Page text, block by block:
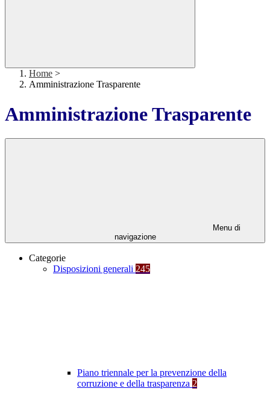
Home >
Amministrazione Trasparente
Amministrazione Trasparente
Menu di
navigazione
Categorie
Disposizioni generali 245
Piano triennale per la prevenzione della
corruzione e della trasparenza 2